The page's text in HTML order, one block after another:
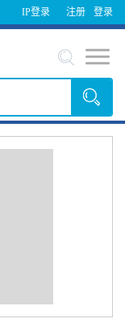
IP登录 登录
注册